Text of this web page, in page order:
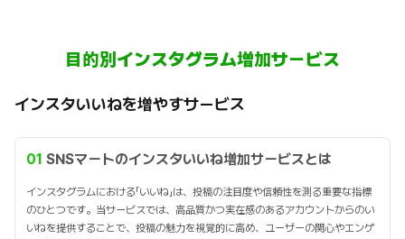
目的別インスタグラム増加サービス
インスタいいねを増やすサービス
01 SNSマートのインスタいいね増加サービスとは
インスタグラムにおける「いいね」は、投稿の注目度や信頼性を測る重要な指標
のひとつです。当サービスでは、高品質かつ実在感のあるアカウントからのい
いねを提供することで、投稿の魅力を視覚的に高め、ユーザーの関心やエンゲ